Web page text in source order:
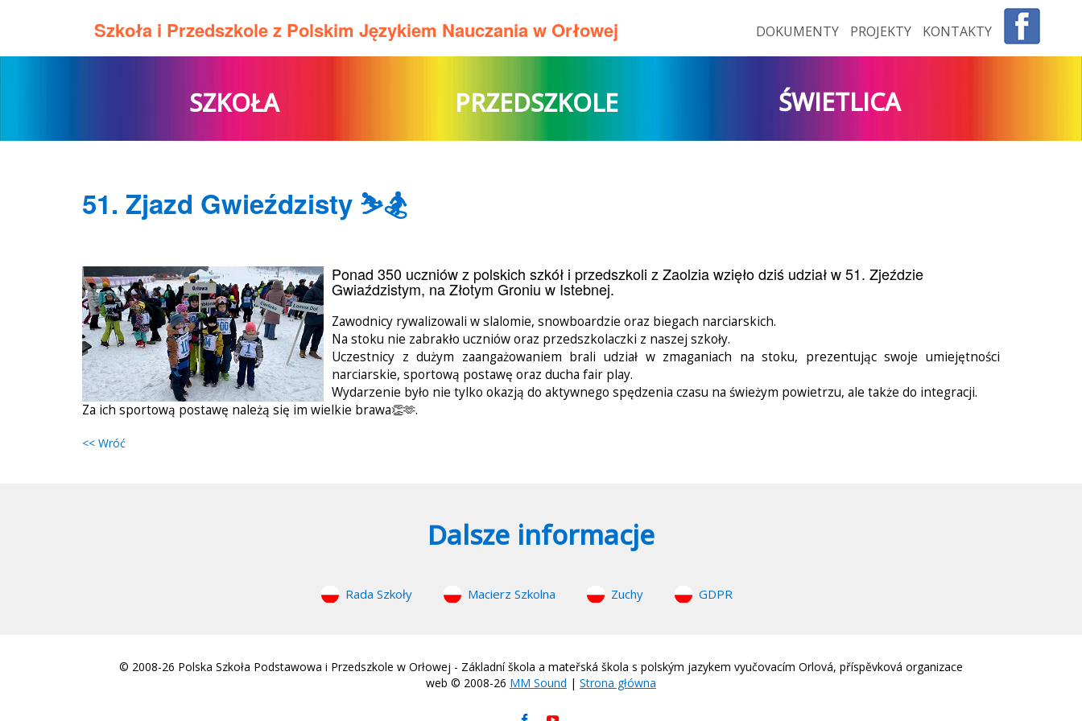
Szkoła i Przedszkole z Polskim Językiem Nauczania w Orłowej DOKUMENTY PROJEKTY KONTAKTY
SZKOŁA PRZEDSZKOLE ŚWIETLICA
51. Zjazd Gwieździsty ⛷️🏂
Ponad 350 uczniów z polskich szkół i przedszkoli z Zaolzia wzięło dziś udział w 51. Zjeździe
Gwiaździstym, na Złotym Groniu w Istebnej.
Zawodnicy rywalizowali w slalomie, snowboardzie oraz biegach narciarskich.
Na stoku nie zabrakło uczniów oraz przedszkolaczki z naszej szkoły.
Uczestnicy z dużym zaangażowaniem brali udział w zmaganiach na stoku, prezentując swoje umiejętności
narciarskie, sportową postawę oraz ducha fair play.
Wydarzenie było nie tylko okazją do aktywnego spędzenia czasu na świeżym powietrzu, ale także do integracji.
Za ich sportową postawę należą się im wielkie brawa👏🫶.
<< Wróć
Dalsze informacje
Rada Szkoły Macierz Szkolna Zuchy GDPR
© 2008-26 Polska Szkoła Podstawowa i Przedszkole w Orłowej - Základní škola a mateřská škola s polským jazykem vyučovacím Orlová, příspěvková organizace
web © 2008-26 MM Sound | Strona główna